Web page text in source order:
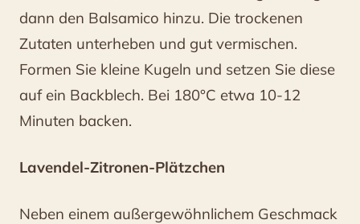
dann den Balsamico hinzu. Die trockenen
Zutaten unterheben und gut vermischen.
Formen Sie kleine Kugeln und setzen Sie diese
auf ein Backblech. Bei 180°C etwa 10-12
Minuten backen.
Lavendel-Zitronen-Plätzchen
Neben einem außergewöhnlichem Geschmack